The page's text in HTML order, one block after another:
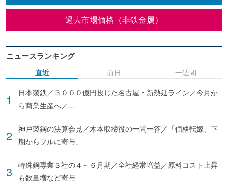
過去市場価格（非鉄金属）
ニュースランキング
直近
日本製鉄／３０００億円投じた名古屋・新熱延ライン／今月か
ら商業生産へ／...
神戸製鋼の決算会見／木本取締役の一問一答／「価格転嫁、下
期からフルに寄与」
特殊鋼専業３社の４～６月期／全社経常増益／原料コスト上昇
も数量増など寄与
前日 一週間